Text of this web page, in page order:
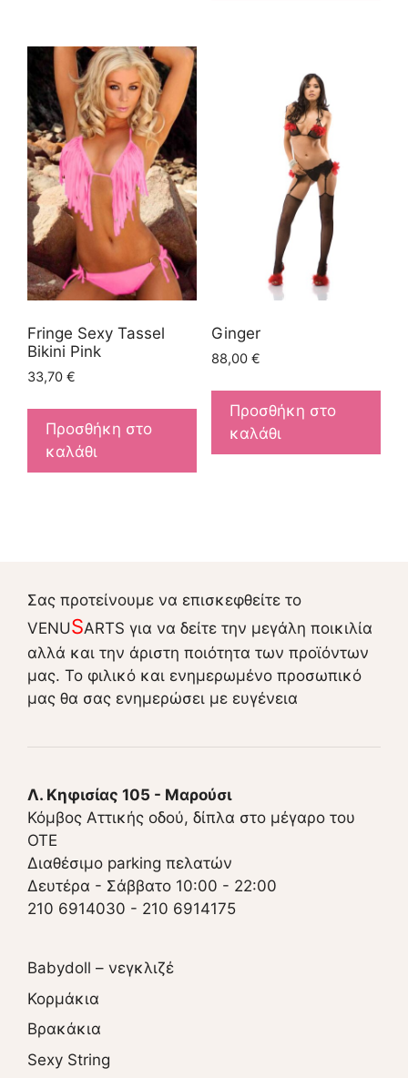
Fringe Sexy Tassel
Bikini Pink
33,70 €
Προσθήκη στο
καλάθι
Ginger
88,00 €
Προσθήκη στο
καλάθι
Σας προτείνουμε να επισκεφθείτε το
VENUSARTS για να δείτε την μεγάλη ποικιλία
αλλά και την άριστη ποιότητα των προϊόντων
μας. Το φιλικό και ενημερωμένο προσωπικό
μας θα σας ενημερώσει με ευγένεια
Λ. Κηφισίας 105 - Μαρούσι
Κόμβος Αττικής οδού, δίπλα στο μέγαρο του
ΟΤΕ
Διαθέσιμο parking πελατών
Δευτέρα - Σάββατο 10:00 - 22:00
210 6914030 - 210 6914175
Babydoll – νεγκλιζέ
Κορμάκια
Βρακάκια
Sexy String